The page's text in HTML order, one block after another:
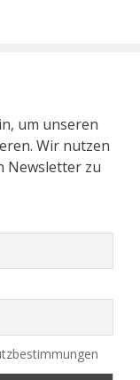
um unseren
Wir nutzen
Newsletter zu